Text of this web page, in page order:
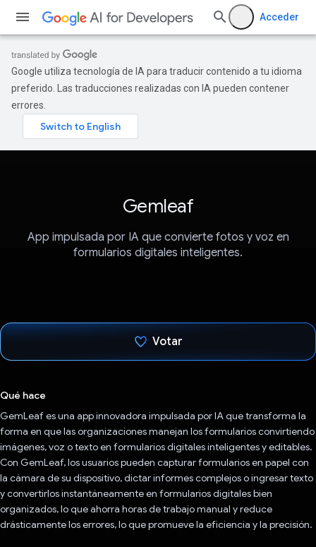
Acceder
Google utiliza tecnología de IA para traducir contenido a tu idioma
preferido. Las traducciones realizadas con IA pueden contener
errores.
Gemleaf
App impulsada por IA que convierte fotos y voz en
formularios digitales inteligentes.
Votar
Qué hace
GemLeaf es una app innovadora impulsada por IA que transforma la
forma en que las organizaciones manejan los formularios convirtiendo
imágenes, voz o texto en formularios digitales inteligentes y editables.
Con GemLeaf, los usuarios pueden capturar formularios en papel con
la cámara de su dispositivo, dictar informes complejos o ingresar texto
y convertirlos instantáneamente en formularios digitales bien
organizados, lo que ahorra horas de trabajo manual y reduce
drásticamente los errores, lo que promueve la eficiencia y la precisión.